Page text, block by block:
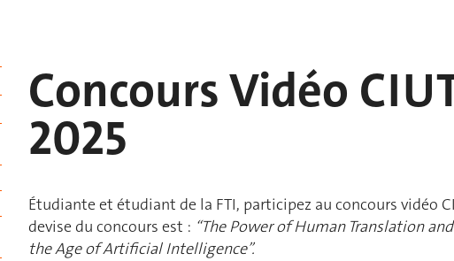
Concours Vidéo
2025
Étudiante et étudiant de la FTI, participez au concours vidéo
devise du concours est : “The Power of Human Translation
the Age of Artificial Intelligence”.